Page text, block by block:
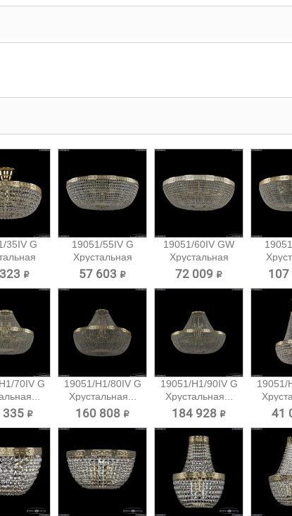
35IV G
₽
19051/55IV G
Хрустальная
потолочная...
57 603 ₽
19051/60IV GW
Хрустальная
потолочная...
72 009 ₽ 107
70IV G
335 ₽
19051/H1/80IV G
Хрустальная...
160 808 ₽
19051/H1/90IV G
Хрустальная...
184 928 ₽
19051/
41